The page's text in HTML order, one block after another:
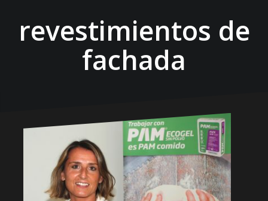
revestimientos de
fachada